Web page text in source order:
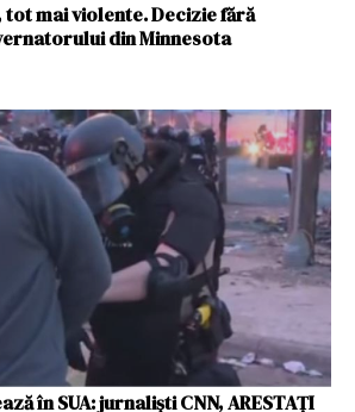
tot mai violente. Decizie fără
din Minnesota
în SUA: jurnaliști CNN, ARESTAȚI